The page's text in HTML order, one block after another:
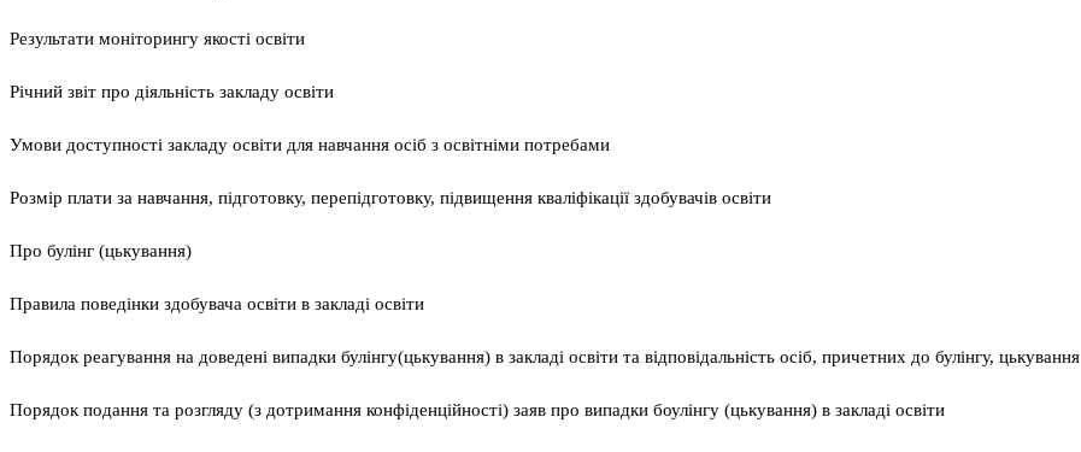
Результати моніторингу якості освіти
Річний звіт про діяльність закладу освіти
Умови доступності закладу освіти для навчання осіб з освітніми потребами
Розмір плати за навчання, підготовку, перепідготовку, підвищення кваліфікації здобувачів освіти
Про булінг (цькування)
Правила поведінки здобувача освіти в закладі освіти
Порядок реагування на доведені випадки булінгу(цькування) в закладі освіти та відповідальність осіб, причетних до булінгу, цькування
Порядок подання та розгляду (з дотримання конфіденційності) заяв про випадки боулінгу (цькування) в закладі освіти